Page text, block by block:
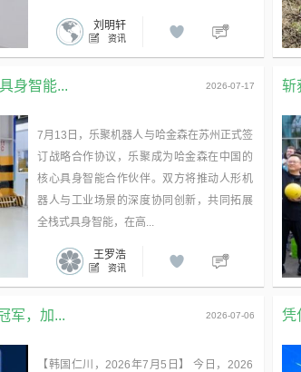
刘明轩
资讯
身智能... 2026-07-17
7月13日，乐聚机器人与哈金森在苏州正式签
订战略合作协议，乐聚成为哈金森在中国的
核心具身智能合作伙伴。双方将推动人形机
器人与工业场景的深度协同创新，共同拓展
全栈式具身智能，在高...
王罗浩
资讯
斩
军，加... 2026-07-06
【韩国仁川，2026年7月5日】 今日，2026
凭